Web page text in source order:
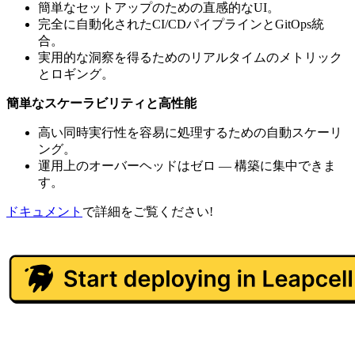
簡単なセットアップのための直感的なUI。
完全に自動化されたCI/CDパイプラインとGitOps統
合。
実用的な洞察を得るためのリアルタイムのメトリック
とロギング。
簡単なスケーラビリティと高性能
高い同時実行性を容易に処理するための自動スケーリ
ング。
運用上のオーバーヘッドはゼロ — 構築に集中できま
す。
ドキュメント で詳細をご覧ください!